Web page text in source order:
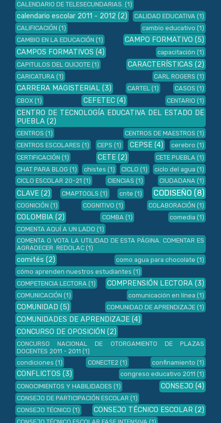
CALENDARIO DE TELESECUNDARIAS. (1)
calendario escolar 2011 - 2012 (2) CALIDAD EDUCATIVA (1)
CALIFICACIÓN (1) cambio educativo (1)
CAMBIO EN LA EDUCACIÓN (1) CAMPO FORMATIVO (5)
CAMPOS FORMATIVOS (4) capacitación (1)
CAPITULOS DEL QUIJOTE (1) CARACTERÍSTICAS (2)
CARICATURA (1) CARL ROGERS (1)
CARRERA MAGISTERIAL (3) CARTEL (1) CASOS (1)
CBOX (1) CEFETEC (4) CENTARIO (1)
CENTRO DE TECNOLOGÍA EDUCATIVA DEL ESTADO DE
PUEBLA (2)
CENTROS (1) CENTROS DE MAESTROS (1)
CENTROS ESCOLARES (1) CEPS (1) CEPSE (4) cerebro (1)
CERTIFICACIÓN (1) CETE (2) CETE PUEBLA (1)
CHAT PARA BLOG (1) chistes (1) CICLO (1) ciclo del agua (1)
CICLO ESCOLAR 20-21 (1) CIENCIAS (1) CIUDADANA (1)
CLAVE (2) CMAPTOOLS (1) cnte (1) CODISEÑO (8)
COGNICIÓN (1) COGNITIVO (1) COLABORACIÓN (1)
COLOMBIA (2) COMBA (1) comedia (1)
COMENTA AQUÍ A UN LADO (1)
COMENTA O VOTA LA UTILIDAD DE ESTA PÁGINA. COMENTAR ES
AGRADECER. REDOLAC (1)
comités (2) como agua para chocolate (1)
cómo aprenden nuestros estudiantes (1)
COMPETENCIA LECTORA (1) COMPRENSIÓN LECTORA (3)
COMUNICACIÓN (1) comunicación en línea (1)
COMUNIDAD (5) COMUNIDAD DE APRENDIZAJE (1)
COMUNIDADES DE APRENDIZAJE (4)
CONCURSO DE OPOSICIÓN (2)
CONCURSO NACIONAL DE OTORGAMIENTO DE PLAZAS
DOCENTES 2011 - 2011 (1)
condiciones (1) CONECTE2 (1) confinamiento (1)
CONFLICTOS (3) congreso educativo 2011 (1)
CONOCIMIENTOS Y HABILIDADES (1) CONSEJO (4)
CONSEJO DE PARTICIPACIÓN ESCOLAR (1)
CONSEJO TÉCNICO (1) CONSEJO TÉCNICO ESCOLAR (2)